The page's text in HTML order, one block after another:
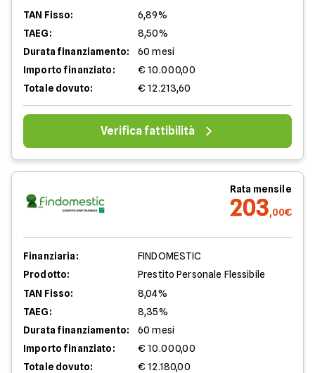
TAN Fisso:
6,89%
TAEG:
8,50%
Durata finanziamento:
60 mesi
Importo finanziato:
€ 10.000,00
Totale dovuto:
€ 12.213,60
Verifica fattibilità
Rata mensile
203,00€
Finanziaria:
FINDOMESTIC
Prodotto:
Prestito Personale Flessibile
TAN Fisso:
8,04%
TAEG:
8,35%
Durata finanziamento:
60 mesi
Importo finanziato:
€ 10.000,00
Totale dovuto:
€ 12.180,00